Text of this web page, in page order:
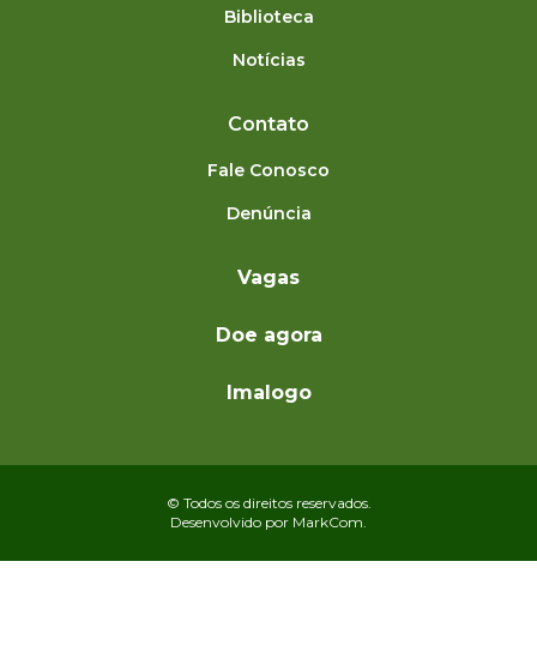
Biblioteca
Notícias
Contato
Fale Conosco
Denúncia
Vagas
Doe agora
Imalogo
© Todos os direitos reservados.
Desenvolvido por MarkCom.